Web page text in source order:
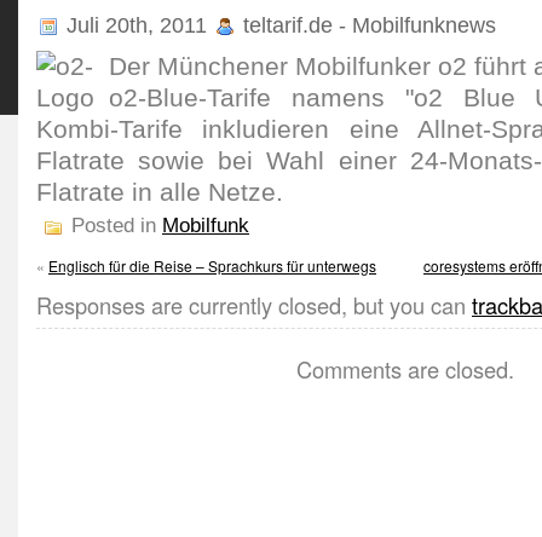
Juli 20th, 2011 teltarif.de - Mobilfunknews
Der Münchener Mobilfunker o2 führt
o2-Blue-Tarife namens "o2 Blue
Kombi-Tarife inkludieren eine Allnet-
Flatrate sowie bei Wahl einer 24-
Flatrate in alle Netze.
Posted in Mobilfunk
« Englisch für die Reise – Sprachkurs für unterwegs coresystems
Responses are currently closed, but you can
Comments are closed.